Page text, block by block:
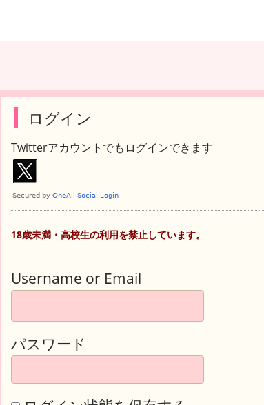
ログイン
Twitterアカウントでもログインできます
18歳未満・高校生の利用を禁止しています。
Username or Email
パスワード